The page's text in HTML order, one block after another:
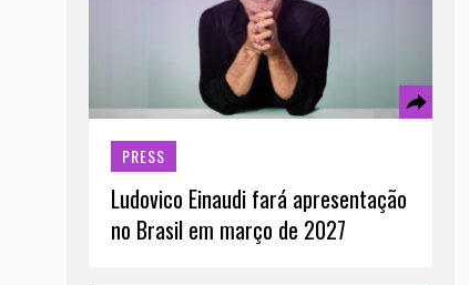
PRESS
Ludovico Einaudi fará apresentação
no Brasil em março de 2027